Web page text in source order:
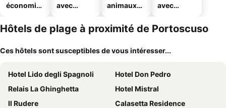
économiq
avec
animaux
avec
Hôtels de plage à proximité de Portoscuso
Ces hôtels sont susceptibles de vous intéresser...
Hotel Lido degli Spagnoli
Hotel Don Pedro
Relais La Ghinghetta
Hotel Mistral
Il Rudere
Calasetta Residence